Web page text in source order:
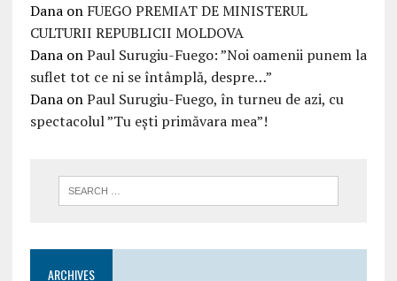
Danaon FUEGO PREMIAT DE MINISTERUL
CULTURII REPUBLICII MOLDOVA
DanaonPaul Surugiu-Fuego: ”Noi oamenii punem la
suflet tot ce ni se întâmplă, despre…”
DanaonPaul Surugiu-Fuego, în turneu de azi, cu
spectacolul ”Tu ești primăvara mea”!
ARCHIVES